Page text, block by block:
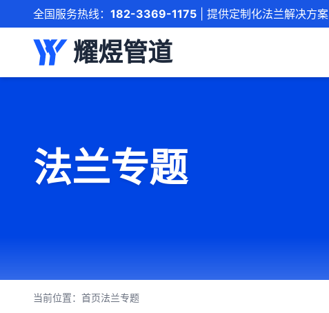
全国服务热线： 182-3369-1175 | 提供定制化法兰解决方案
耀煜管道
法兰专题
当前位置： 首页法兰专题